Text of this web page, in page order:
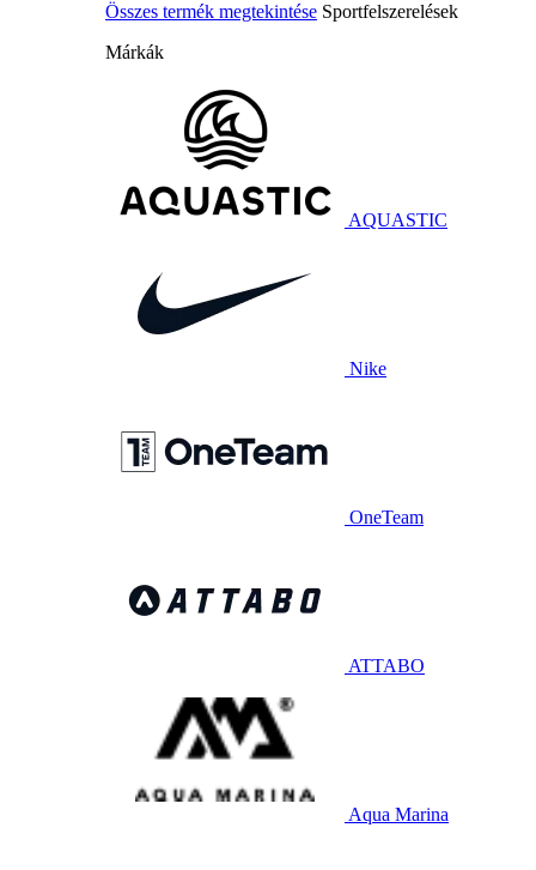
Összes termék megtekintése Sportfelszerelések
Márkák
AQUASTIC
Nike
OneTeam
ATTABO
Aqua Marina